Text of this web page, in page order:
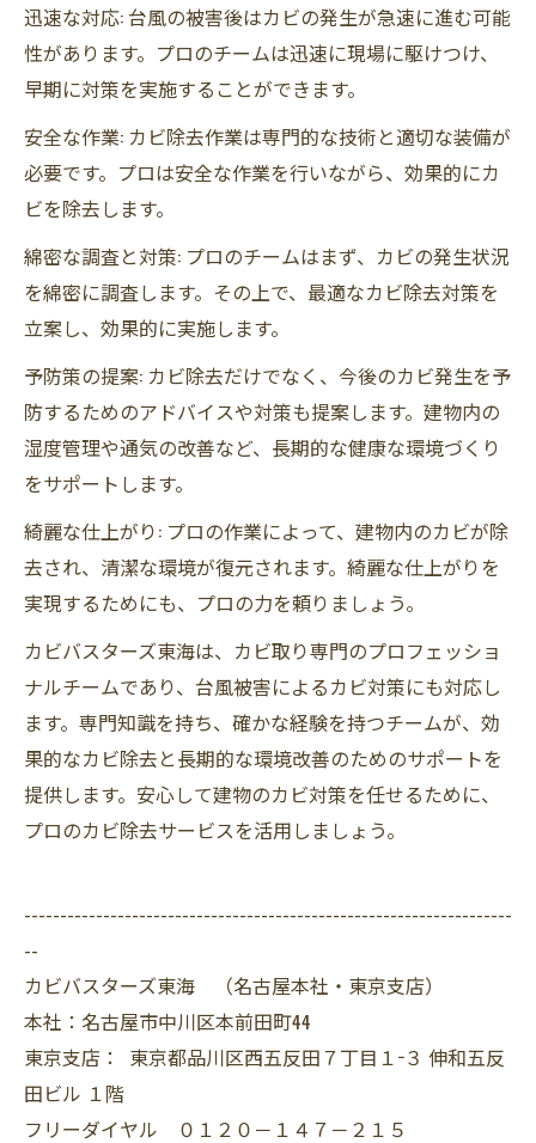
迅速な対応: 台風の被害後はカビの発生が急速に進む可能
性があります。プロのチームは迅速に現場に駆けつけ、
早期に対策を実施することができます。
安全な作業: カビ除去作業は専門的な技術と適切な装備が
必要です。プロは安全な作業を行いながら、効果的にカ
ビを除去します。
綿密な調査と対策: プロのチームはまず、カビの発生状況
を綿密に調査します。その上で、最適なカビ除去対策を
立案し、効果的に実施します。
予防策の提案: カビ除去だけでなく、今後のカビ発生を予
防するためのアドバイスや対策も提案します。建物内の
湿度管理や通気の改善など、長期的な健康な環境づくり
をサポートします。
綺麗な仕上がり: プロの作業によって、建物内のカビが除
去され、清潔な環境が復元されます。綺麗な仕上がりを
実現するためにも、プロの力を頼りましょう。
カビバスターズ東海は、カビ取り専門のプロフェッショ
ナルチームであり、台風被害によるカビ対策にも対応し
ます。専門知識を持ち、確かな経験を持つチームが、効
果的なカビ除去と長期的な環境改善のためのサポートを
提供します。安心して建物のカビ対策を任せるために、
プロのカビ除去サービスを活用しましょう。
--------------------------------------------------------------------
--
カビバスターズ東海 （名古屋本社・東京支店）
本社：名古屋市中川区本前田町44
東京支店： 東京都品川区西五反田７丁目１−３ 伸和五反
田ビル １階
フリーダイヤル ０１２０－１４７－２１５